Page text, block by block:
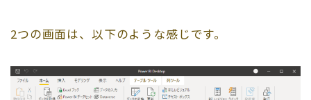
2つの画面は、以下のような感じです。